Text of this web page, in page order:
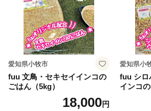
愛知県小牧市
fuu 文鳥・セキセイインコの
ごはん（5kg）
18,000円
愛知県小
fuu シロ
インコ